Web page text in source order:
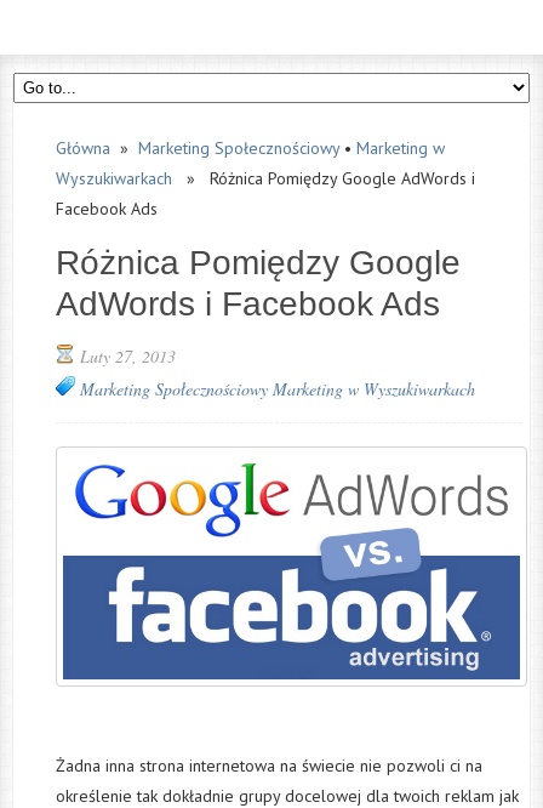
Główna »Marketing Społecznościowy•Marketing w
Wyszukiwarkach » Różnica Pomiędzy Google AdWords i
Facebook Ads
Różnica Pomiędzy Google
AdWords i Facebook Ads
Luty 27, 2013
Marketing Społecznościowy Marketing w Wyszukiwarkach
Żadna inna strona internetowa na świecie nie pozwoli ci na
określenie tak dokładnie grupy docelowej dla twoich reklam jak